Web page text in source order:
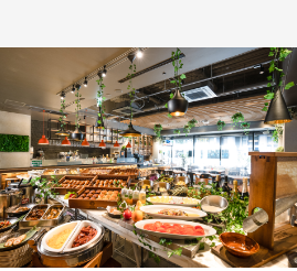
・充電
のご使用・充電
機器を充電する際は、異常
まご自身が状態を確認でき